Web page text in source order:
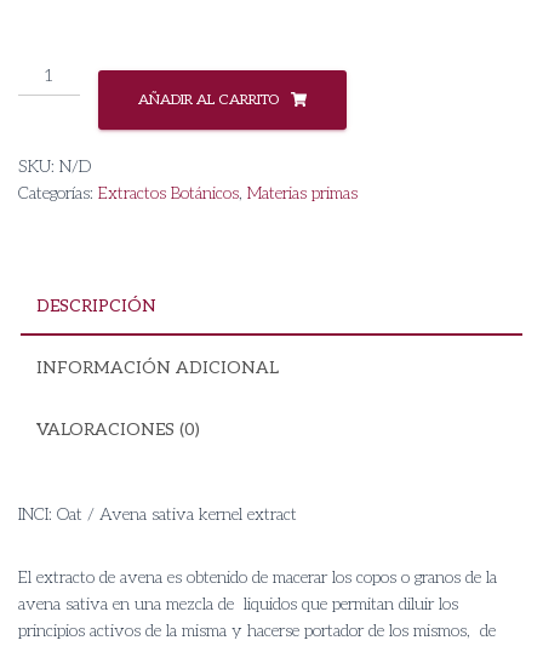
Extracto
Hidroglicólico
cantidad
AÑADIR AL CARRITO
SKU: N/D
Categorías: Extractos Botánicos, Materias primas
DESCRIPCIÓN
INFORMACIÓN ADICIONAL
VALORACIONES (0)
INCI: Oat / Avena sativa kernel extract
El extracto de avena es obtenido de macerar los copos o granos de la
avena sativa en una mezcla de liquidos que permitan diluir los
principios activos de la misma y hacerse portador de los mismos, de